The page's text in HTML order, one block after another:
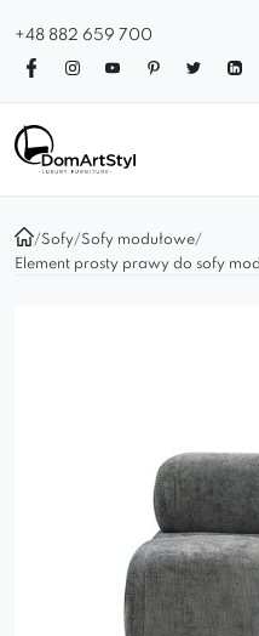
+48 882 659 700
/Sofy/Sofy modułowe/
Element prosty prawy do sofy